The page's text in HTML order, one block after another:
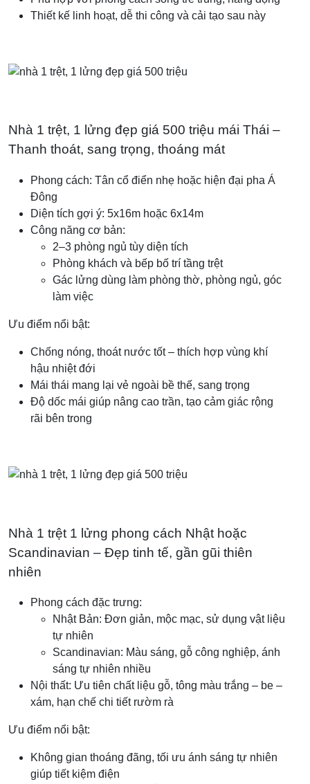
Thiết kế linh hoạt, dễ thi công và cải tạo sau này
Nhà 1 trệt, 1 lửng đẹp giá 500 triệu mái Thái –
Thanh thoát, sang trọng, thoáng mát
Phong cách: Tân cổ điển nhẹ hoặc hiện đại pha Á
Đông
Diện tích gợi ý: 5x16m hoặc 6x14m
Công năng cơ bản:
2–3 phòng ngủ tùy diện tích
Phòng khách và bếp bố trí tầng trệt
Gác lửng dùng làm phòng thờ, phòng ngủ, góc
làm việc
Ưu điểm nổi bật:
Chống nóng, thoát nước tốt – thích hợp vùng khí
hậu nhiệt đới
Mái thái mang lại vẻ ngoài bề thế, sang trọng
Độ dốc mái giúp nâng cao trần, tạo cảm giác rộng
rãi bên trong
Nhà 1 trệt 1 lửng phong cách Nhật hoặc
Scandinavian – Đẹp tinh tế, gần gũi thiên
nhiên
Phong cách đặc trưng:
Nhật Bản: Đơn giản, mộc mạc, sử dụng vật liệu
tự nhiên
Scandinavian: Màu sáng, gỗ công nghiệp, ánh
sáng tự nhiên nhiều
Nội thất: Ưu tiên chất liệu gỗ, tông màu trắng – be –
xám, hạn chế chi tiết rườm rà
Ưu điểm nổi bật:
Không gian thoáng đãng, tối ưu ánh sáng tự nhiên
giúp tiết kiệm điện